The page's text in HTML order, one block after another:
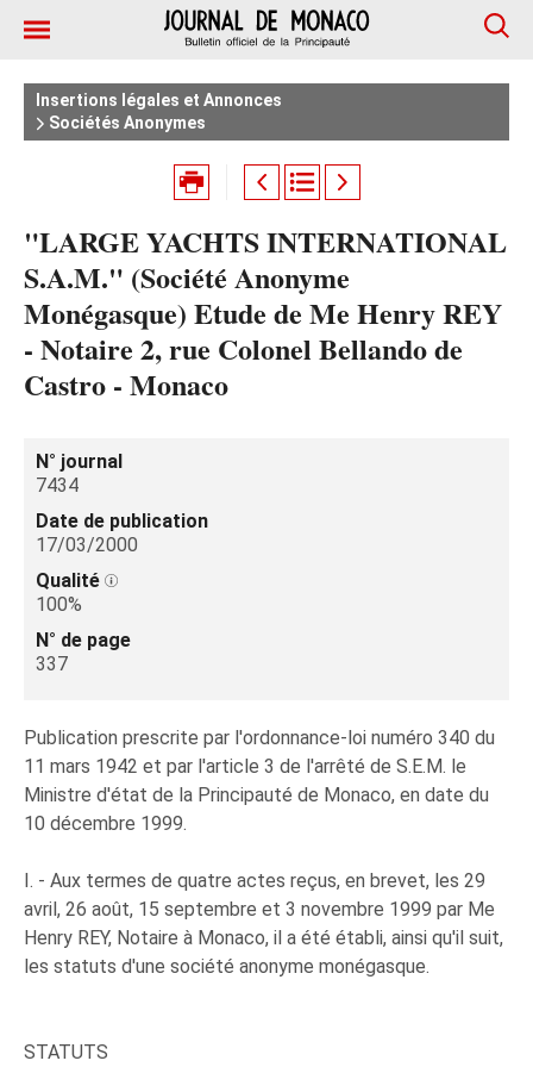
Insertions légales et Annonces
Sociétés Anonymes
"LARGE YACHTS INTERNATIONAL
S.A.M." (Société Anonyme
Monégasque) Etude de Me Henry REY
- Notaire 2, rue Colonel Bellando de
Castro - Monaco
N° journal
7434
Date de publication
17/03/2000
Qualité
100%
N° de page
337
Publication prescrite par l'ordonnance-loi numéro 340 du
11 mars 1942 et par l'article 3 de l'arrêté de S.E.M. le
Ministre d'état de la Principauté de Monaco, en date du
10 décembre 1999.
I. - Aux termes de quatre actes reçus, en brevet, les 29
avril, 26 août, 15 septembre et 3 novembre 1999 par Me
Henry REY, Notaire à Monaco, il a été établi, ainsi qu'il suit,
les statuts d'une société anonyme monégasque.
STATUTS